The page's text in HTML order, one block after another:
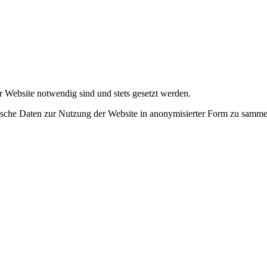
notwendig sind und stets gesetzt werden.
Daten zur Nutzung der Website in anonymisierter Form zu